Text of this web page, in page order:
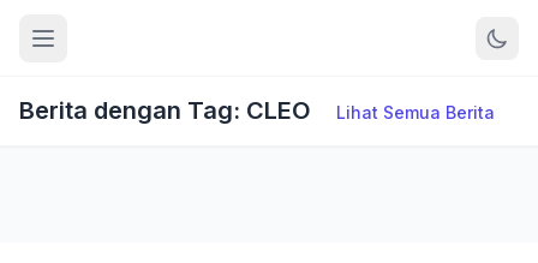
Berita dengan Tag: CLEO Lihat Semua Berita